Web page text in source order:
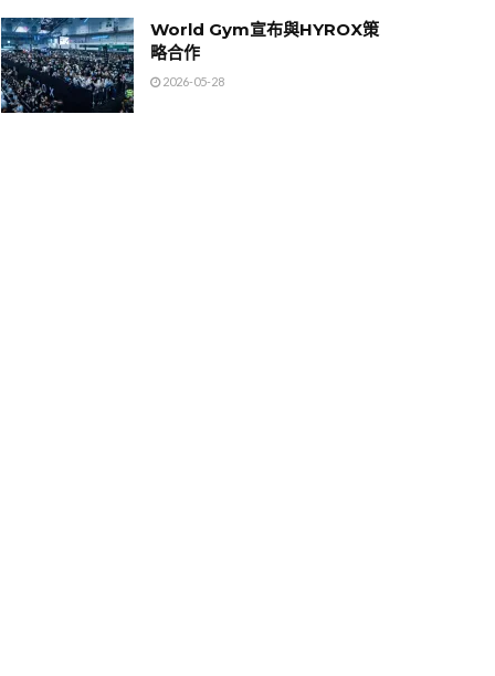
World Gym宣布與HYROX策
略合作
2026-05-28